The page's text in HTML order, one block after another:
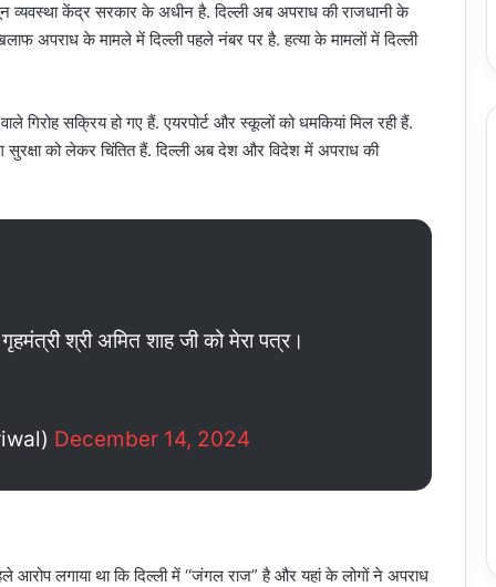
व्यवस्था केंद्र सरकार के अधीन है. दिल्ली अब अपराध की राजधानी के
अपराध के मामले में दिल्ली पहले नंबर पर है. हत्या के मामलों में दिल्ली
सक्रिय हो गए हैं. एयरपोर्ट और स्कूलों को धमकियां मिल रही हैं.
सुरक्षा को लेकर चिंतित हैं. दिल्ली अब देश और विदेश में अपराध की
श्री अमित शाह जी को मेरा पत्र।
December 14, 2024
लगाया था कि दिल्ली में ‘‘जंगल राज” है और यहां के लोगों ने अपराध